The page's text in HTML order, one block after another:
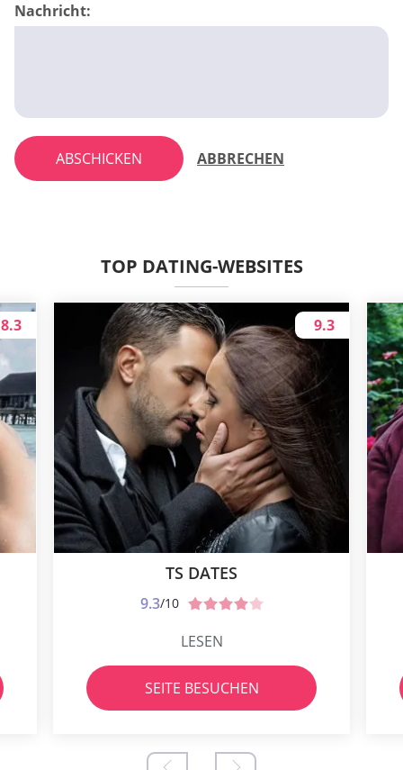
Nachricht:
ABSCHICKEN ABBRECHEN
TOP DATING-WEBSITES
8.3
TS DATES
9.3/10
9.3
LESEN
SEITE BESUCHEN